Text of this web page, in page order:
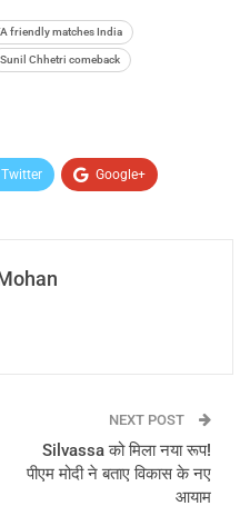
friendly matches India
Sunil Chhetri comeback
Twitter Google+
NEXT POST
Silvassa को मिला नया रूप!
पीएम मोदी ने बताए विकास के नए
आयाम